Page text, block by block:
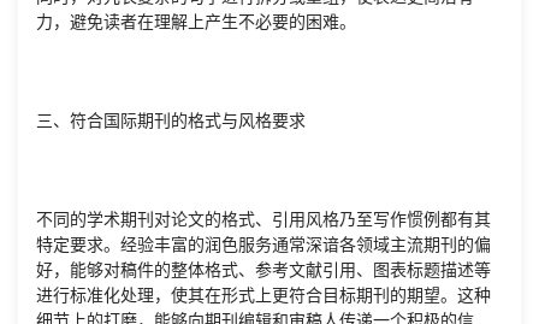
力，避免读者在理解上产生不必要的困难。
三、符合国际期刊的格式与风格要求
不同的学术期刊对论文的格式、引用风格乃至写作惯例都有其
特定要求。经验丰富的润色服务通常深谙各领域主流期刊的偏
好，能够对稿件的整体格式、参考文献引用、图表标题描述等
进行标准化处理，使其在形式上更符合目标期刊的期望。这种
细节上的打磨，能够向期刊编辑和审稿人传递一个积极的信